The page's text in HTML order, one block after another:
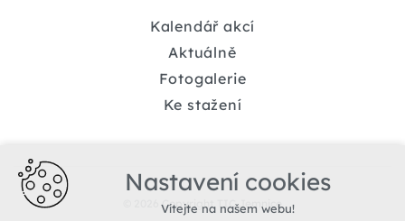
Kalendář akcí
Aktuálně
Fotogalerie
Ke stažení
© 2026 Copyright TIC Jemnice
Nastavení cookies
Vítejte na našem webu!